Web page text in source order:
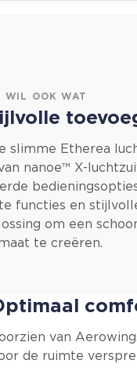
WIL OOK WAT
slimme Etherea
nanoe™ X-
functies en
om een
te creëren.
van
de ruimte